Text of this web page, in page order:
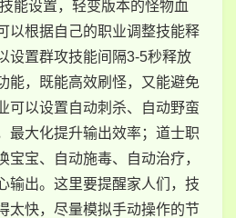
能设置，轻变版本的怪物血
以根据自己的职业调整技能释
设置群攻技能间隔3-5秒释放
能，既能高效刷怪，又能避免
可以设置自动刺杀、自动野蛮
最大化提升输出效率；道士职
宝宝、自动施毒、自动治疗，
输出。这里要提醒家人们，技
太快，尽量模拟手动操作的节